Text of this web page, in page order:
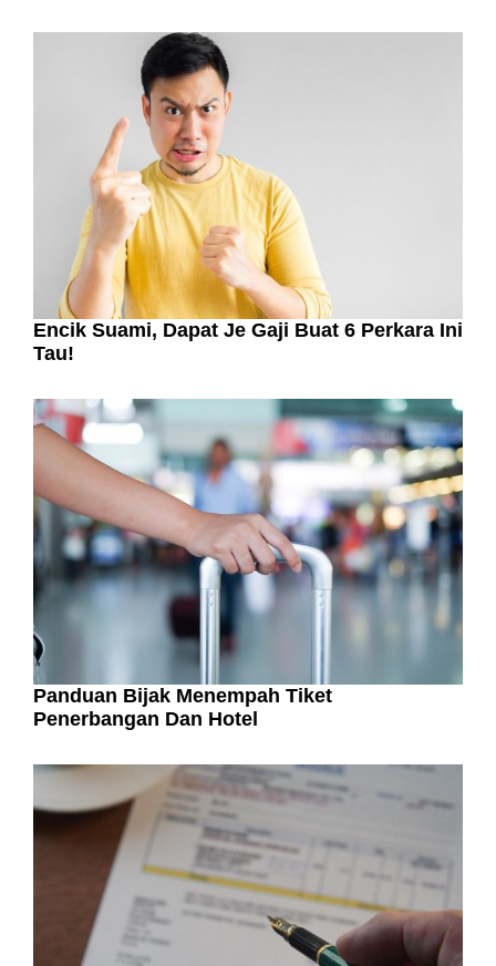
Encik Suami, Dapat Je Gaji Buat 6 Perkara Ini
Tau!
Panduan Bijak Menempah Tiket
Penerbangan Dan Hotel